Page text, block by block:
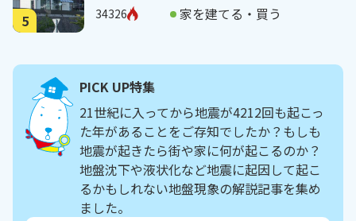
5 34326 家を建てる・買う
PICK UP特集
21世紀に入ってから地震が4212回も起こっ
た年があることをご存知でしたか？もしも
地震が起きたら街や家に何が起こるのか？
地盤沈下や液状化など地震に起因して起こ
るかもしれない地盤現象の解説記事を集め
ました。